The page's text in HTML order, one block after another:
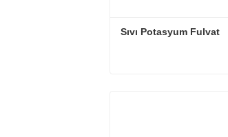
Sıvı Potasyum Fulvat